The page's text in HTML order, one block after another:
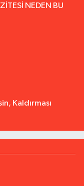
NEDEN BU
Kaldırması